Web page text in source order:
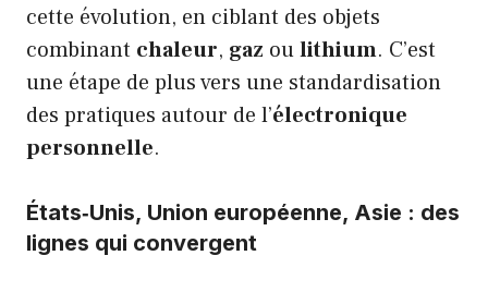
cette évolution, en ciblant des objets
combinant chaleur, gaz oulithium. C’est
une étape de plus vers une standardisation
des pratiques autour de l’électronique
personnelle.
États‑Unis, Union européenne, Asie : des
lignes qui convergent